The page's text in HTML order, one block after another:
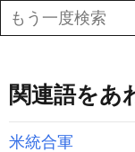
関連語をあ
米統合軍